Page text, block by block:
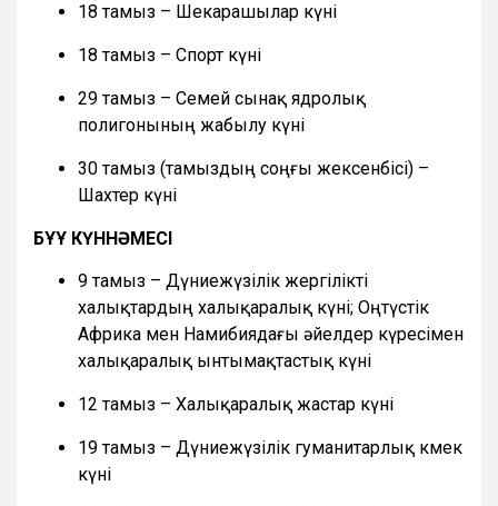
18 тамыз – Шекарашылар күні
18 тамыз – Спорт күні
29 тамыз – Семей сынақ ядролық
полигонының жабылу күні
30 тамыз (тамыздың соңғы жексенбісі) –
Шахтер күні
БҰҰ КҮННӘМЕСІ
9 тамыз – Дүниежүзілік жергілікті
халықтардың халықаралық күні; Оңтүстік
Африка мен Намибиядағы әйелдер күресімен
халықаралық ынтымақтастық күні
12 тамыз – Халықаралық жастар күні
19 тамыз – Дүниежүзілік гуманитарлық көмек
күні